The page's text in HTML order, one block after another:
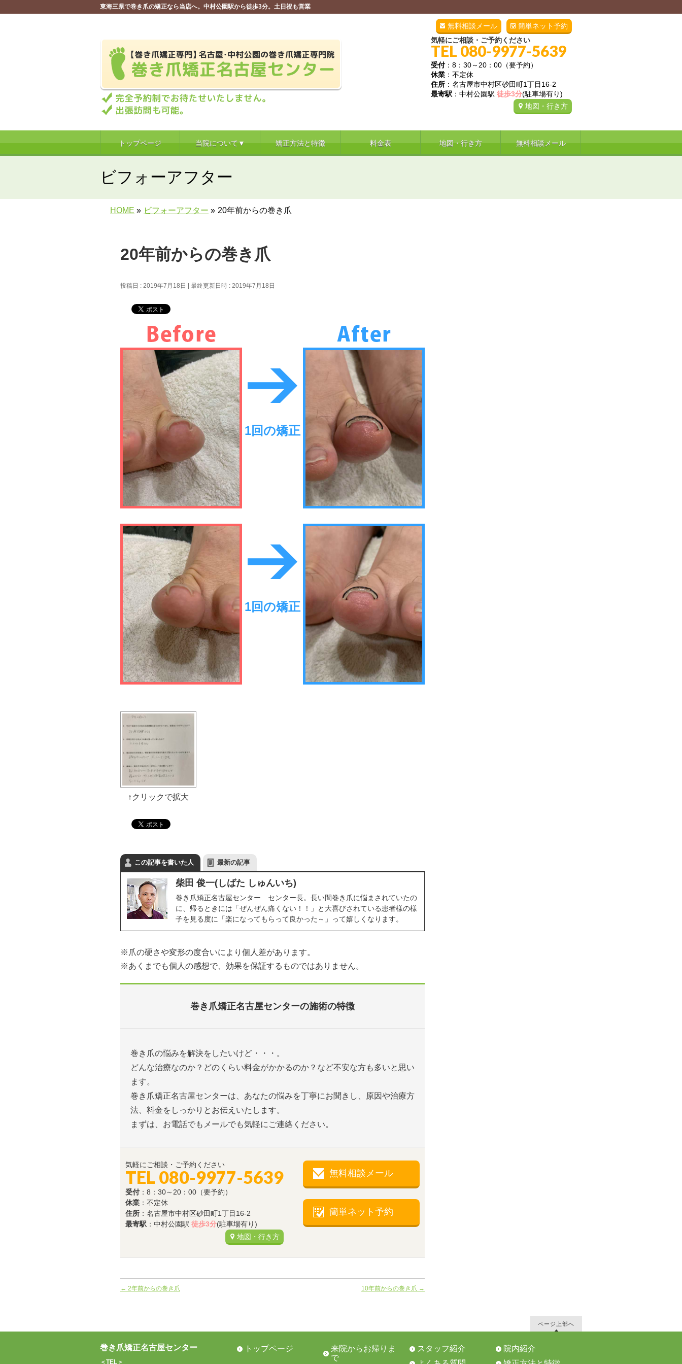
東海三県で巻き爪の矯正なら当店へ。中村公園駅から徒歩3分。土日祝も営業
簡単ネット予約
無料相談メール
気軽にご相談・ご予約ください
TEL 080-9977-5639
受付：8：30～20：00（要予約）
休業 ：不定休
住所 ：名古屋市中村区砂田町1丁目16-2
最寄駅 ：中村公園駅 徒歩3分(駐車場有り)
地図・行き方
トップページ 当院について▼ 矯正方法と特徴 料金表 地図・行き方 無料相談メール
ビフォーアフター
HOME » ビフォーアフター » 20年前からの巻き爪
20年前からの巻き爪
投稿日 : 2019年7月18日 最終更新日時 : 2019年7月18日
1回の矯正
1回の矯正
この記事を書いた人 最新の記事
柴田 俊一(しばた しゅんいち)
巻き爪矯正名古屋センター センター長。長い間巻き爪に悩まされていたの
に、帰るときには「ぜんぜん痛くない！！」と大喜びされている患者様の様
子を見る度に「楽になってもらって良かった～」って嬉しくなります。
※爪の硬さや変形の度合いにより個人差があります。
※あくまでも個人の感想で、効果を保証するものではありません。
巻き爪矯正名古屋センターの施術の特徴
巻き爪の悩みを解決をしたいけど・・・。
どんな治療なのか？どのくらい料金がかかるのか？など不安な方も多いと思い
ます。
巻き爪矯正名古屋センターは、あなたの悩みを丁寧にお聞きし、原因や治療方
法、料金をしっかりとお伝えいたします。
まずは、お電話でもメールでも気軽にご連絡ください。
気軽にご相談・ご予約ください
TEL 080-9977-5639
受付 ：8：30～20：00（要予約）
休業 ：不定休
住所 ：名古屋市中村区砂田町1丁目16-2
最寄駅 ：中村公園駅 徒歩3分(駐車場有り)
地図・行き方
無料相談メール
簡単ネット予約
← 2年前からの巻き爪 10年前からの巻き爪 →
ページ上部へ
巻き爪矯正名古屋センター
＜TEL＞
トップページ
来院からお帰りま
で
スタッフ紹介
院内紹介